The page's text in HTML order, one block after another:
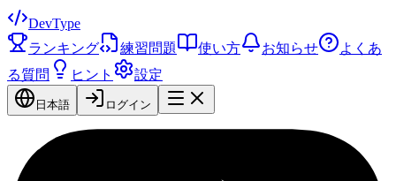
DevType
ランキング
練習問題 使い方 お知らせ
よくあ
る質問
ヒント 設定
日本語 ログイン